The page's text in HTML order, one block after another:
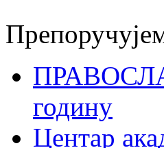
годину
Центар